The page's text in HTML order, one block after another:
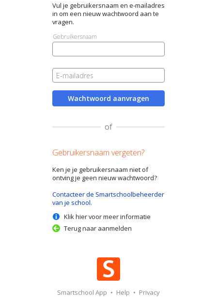
Vul je gebruikersnaam en e-mailadres
in om een nieuw wachtwoord aan te
vragen.
Gebruikersnaam
E-mailadres
Wachtwoord aanvragen
of
Gebruikersnaam vergeten?
Ken je je gebruikersnaam niet of
ontving je geen nieuw wachtwoord?
Contacteer de Smartschoolbeheerder
van je school.
Klik hier voor meer informatie
Terug naar aanmelden
Smartschool App • Help • Privacy